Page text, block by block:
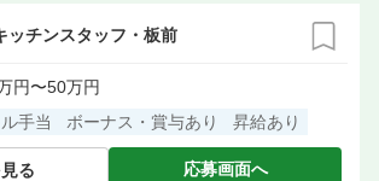
ッチンスタッフ・板前
円〜50万円
手当
ボーナス・賞与あり 昇給あり
る 応募画面へ